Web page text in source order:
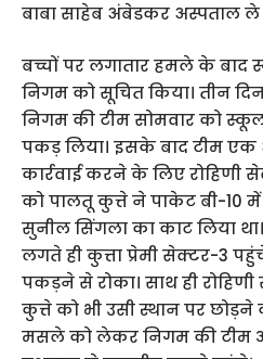
बाबा साहेब अंबेडकर अस्पताल ले
बच्चों पर लगातार हमले के बाद
निगम को सूचित किया। तीन
निगम की टीम सोमवार को
पकड़ लिया। इसके बाद टीम एक
कार्रवाई करने के लिए रोहिणी
को पालतू कुत्ते ने पाकेट बी-10
सुनील सिंगला का काट लिया
लगते ही कुत्ता प्रेमी सेक्टर-3
पकड़ने से रोका। साथ ही
कुत्ते को भी उसी स्थान पर
मसले को लेकर निगम की टीम